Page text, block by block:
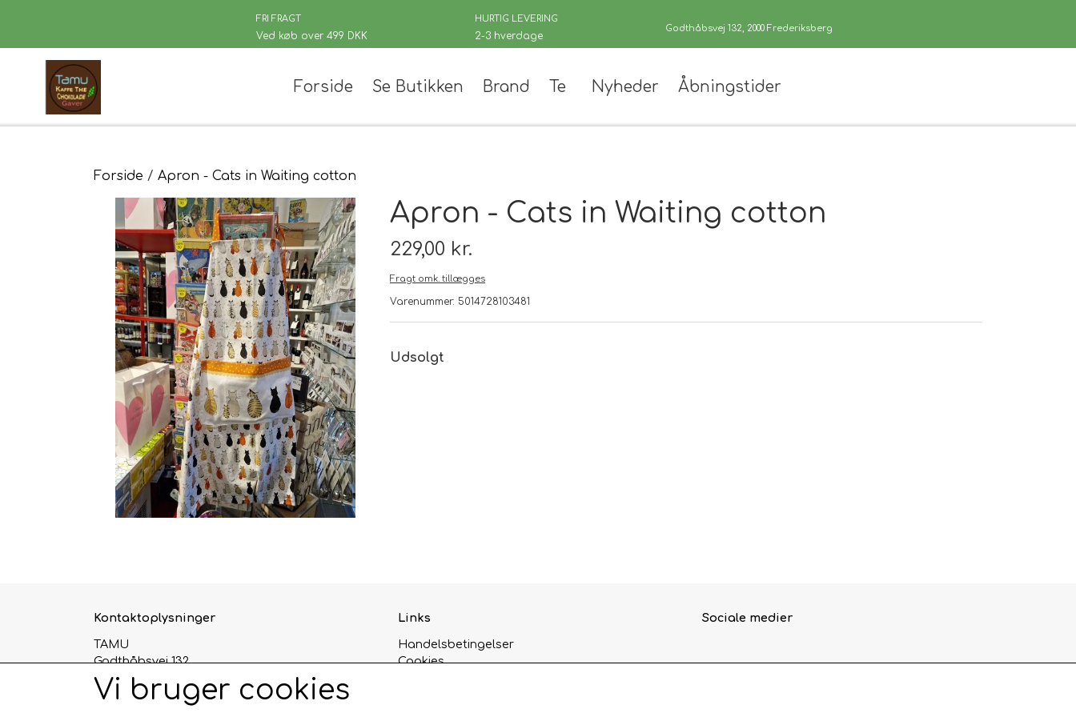
FRI FRAGT
Ved køb over 499 DKK
HURTIG LEVERING
2-3 hverdage
Godthåbsvej 132, 2000 Frederiksberg
Forside Se Butikken Brand Te
Kusmi Te
Sort Te
Grøn Hvid Te
Hvid Te
Rooibush
Urte & Frugt teer
Husets Teblandinger
Nyheder Åbningstider
Forside Apron - Cats in Waiting cotton
Apron - Cats in Waiting cotton
229,00 kr.
Fragt omk. tillægges
Varenummer: 5014728103481
Udsolgt
Kontaktoplysninger
TAMU
Godthåbsvej 132
2000 Frederiksberg
Telefon: 93968838
Links
Handelsbetingelser
Cookies
Sociale medier
Vi bruger cookies